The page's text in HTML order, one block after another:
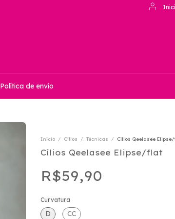
Política de envio
Início / Cílios / Técnicas / Cílios Qeelasee
Cílios Qeelasee Elipse/flat
R$59,90
Curvatura
D CC